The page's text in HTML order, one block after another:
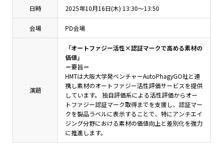
日時 2025年10月16日(木) 13:30～13:50
会場 PD会場
演題
「オートファジー活性×認証マークで高める素材の
価値」
＝要旨＝
HMTは大阪大学発ベンチャーAutoPhagyGO社と連
携し素材のオートファジー活性評価サービスを提供
しています。 独自評価系による活性評価からオー
トファジー認証マーク取得までを支援し、認証マー
クを製品ラベルに表示することで、特にアンチエイ
ジング分野における素材の価値向上と差別化を強力
に推進します。